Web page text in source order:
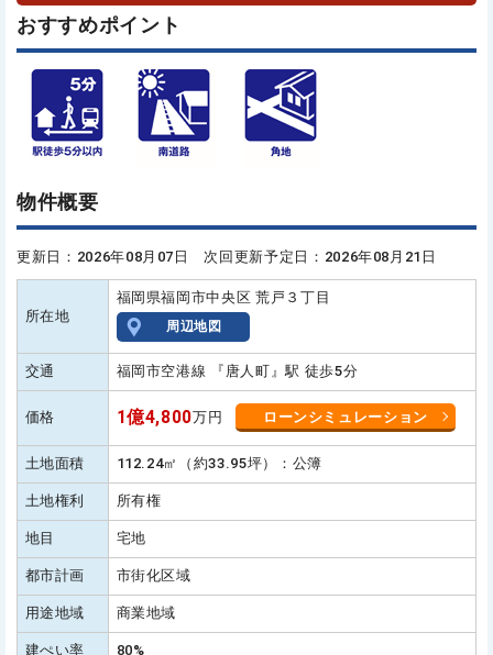
おすすめポイント
物件概要
更新日：2026年08月07日 次回更新予定日：2026年08月21日
所在地
福岡県福岡市中央区 荒戸３丁目
周辺地図
交通 福岡市空港線 『唐人町』駅 徒歩5分
価格 1億4,800万円 ローンシミュレーション
土地面積 112.24㎡（約33.95坪）：公簿
土地権利 所有権
地目 宅地
都市計画 市街化区域
用途地域 商業地域
建ぺい率 80%